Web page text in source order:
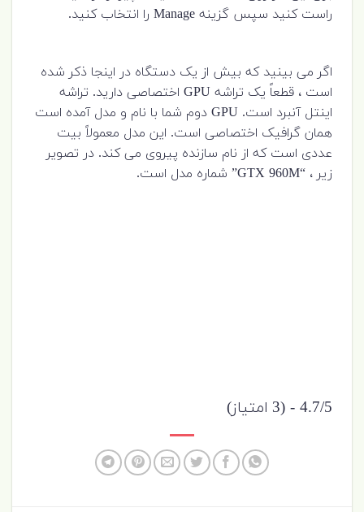
راست کنید سپس گزینه Manage را انتخاب کنید.
اگر می بینید که بیش از یک دستگاه در اینجا ذکر شده
است ، قطعاً یک تراشه GPU اختصاصی دارید. تراشه
اینتل آنبرد است. GPU دوم شما با نام و مدل آمده است
همان گرافیک اختصاصی است. این مدل معمولاً بیت
عددی است که از نام سازنده پیروی می کند. در تصویر
زیر ، “GTX 960M” شماره مدل است.
4.7/5 - (3 امتیاز)